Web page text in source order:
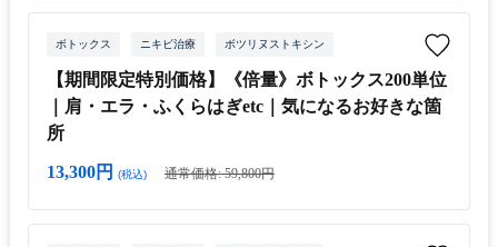
ボトックス ニキビ治療 ボツリヌストキシン
【期間限定特別価格】《倍量》ボトックス200単位
｜肩・エラ・ふくらはぎetc｜気になるお好きな箇
所
13,300円 (税込) 通常価格: 59,800円